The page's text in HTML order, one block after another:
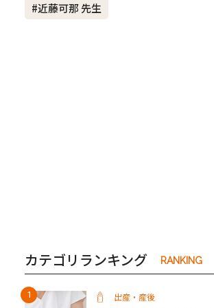
夫婦
#近藤可那 先生
カテゴリランキング RANKING
出産・産後